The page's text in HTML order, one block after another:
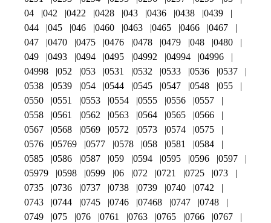
04
042 0422 0428 043 0436 0438
0439
044
045 046 0460 0463 0465 0466
0467
047
0470 0475 0476 0478 0479 048
0480
049
0493 0494 0495 04992 04994
04996
04998
052 053 0531 0532 0533 0536
0537
0538
0539 054 0544 0545 0547 0548
055
0550
0551 0553 0554 0555 0556
0557
0558
0561 0562 0563 0564 0565
0566
0567
0568 0569 0572 0573 0574
0575
0576
05769 0577 0578 058 0581
0584
0585
0586 0587 059 0594 0595 0596
0597
05979
0598 0599 06 072 0721 0725
073
0735
0736 0737 0738 0739 0740
0742
0743
0744 0745 0746 07468 0747
0748
0749
075 076 0761 0763 0765 0766
0767